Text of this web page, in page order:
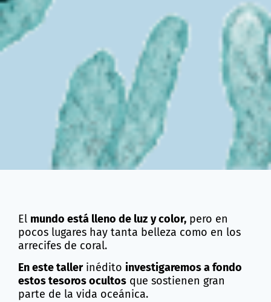
El mundo está lleno de luz y color, pero en
pocos lugares hay tanta belleza como en los
arrecifes de coral.
En este tallerinédito investigaremos a fondo
estos tesoros ocultos que sostienen gran
parte de la vida oceánica.